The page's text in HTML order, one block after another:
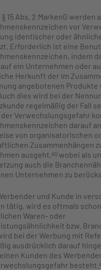
15 Abs. 2 MarkenG werden
vor
identischer oder
Erforderlich ist eine
indem
ein Unternehmen oder
Herkunft der im
angebotenen Produkte
dies wird bei der
regelmäßig der Fall
Verwechslungsgefahr
darauf
von organisatorischen
Zusammenhängen
ausgeht,41) wobei als
auch die
Unternehmen zu
und Kunde in
tätig, wird es oftmals
Waren- oder
bzw.
bei der Werbung mit
ausdrücklich darauf
Kunden des
besteht.